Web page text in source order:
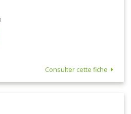
Consulter cette fiche